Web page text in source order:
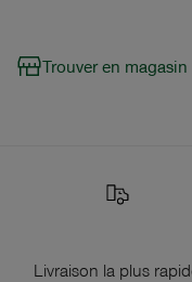
Trouver en magasin
Livraison la plus